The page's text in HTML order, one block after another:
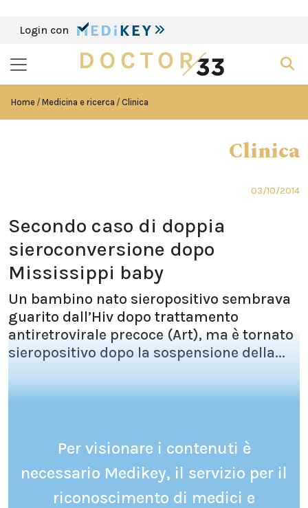
Login con
Home Medicina e ricerca Clinica
Clinica
03/10/2014
Secondo caso di doppia
sieroconversione dopo
Mississippi baby
Un bambino nato sieropositivo sembrava
guarito dall’Hiv dopo trattamento
antiretrovirale precoce (Art), ma è tornato
sieropositivo dopo la sospensione della...
Per visionare i contenuti è
necessario Medikey, il servizio per il
riconoscimento di medici e